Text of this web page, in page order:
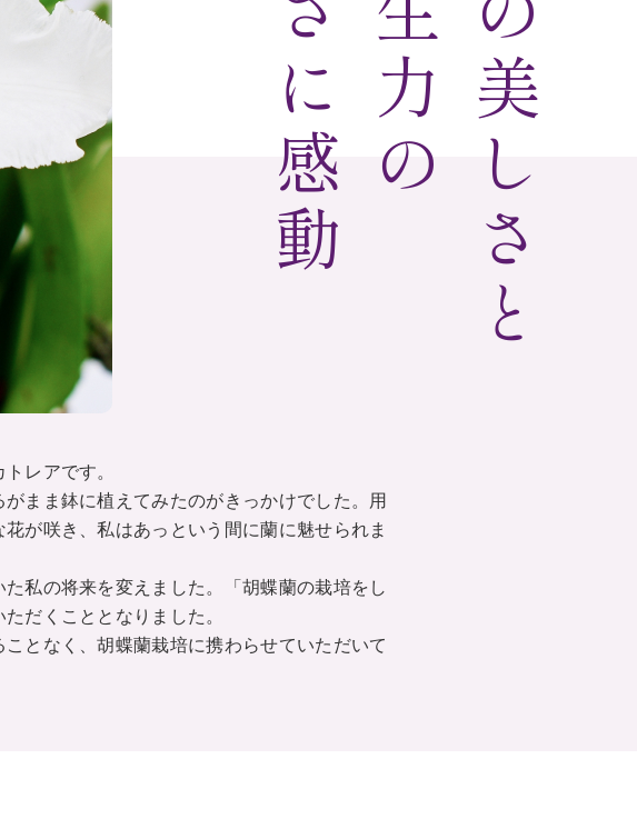
蘭の美しさと
強さに感動
レアです。
まま鉢に植えてみたのがきっかけでした。用
が咲き、私はあっという間に蘭に魅せられま
私の将来を変えました。「胡蝶蘭の栽培をし
だくこととなりました。
となく、胡蝶蘭栽培に携わらせていただいて